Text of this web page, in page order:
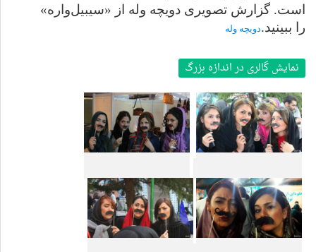
است. گزارش تصویری دویچه وله از «سیبیل‌واره»
را ببینید.دویچه وله
نمایش گالری در اندازه بزرگ